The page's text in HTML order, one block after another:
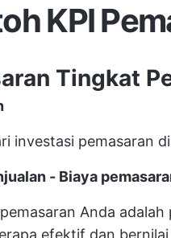
KPI
Tingkat
investasi pemasaran
- Biaya
Anda
efektif dan